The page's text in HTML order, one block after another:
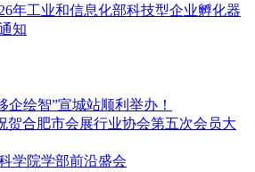
年工业和信息化部科技型企业孵化器
知
企绘智”宣城站顺利举办！
贺合肥市会展行业协会第五次会员大
学院学部前沿盛会